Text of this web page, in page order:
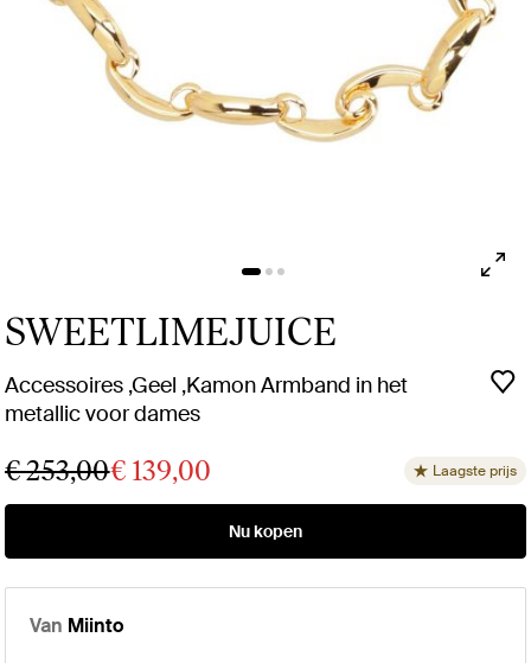
SWEETLIMEJUICE
Accessoires ,Geel ,Kamon Armband in het
metallic voor dames
€ 253,00€ 139,00 Laagste prijs
Nu kopen
Van Miinto